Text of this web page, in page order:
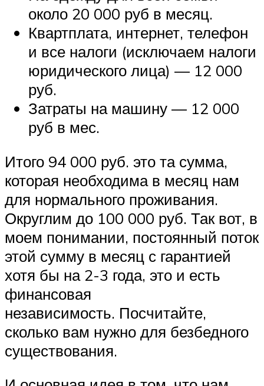
около 20 000 руб в месяц.
Квартплата, интернет, телефон
и все налоги (исключаем налоги
юридического лица) — 12 000
руб.
Затраты на машину — 12 000
руб в мес.
Итого 94 000 руб. это та сумма,
которая необходима в месяц нам
для нормального проживания.
Округлим до 100 000 руб. Так вот, в
моем понимании, постоянный поток
этой сумму в месяц с гарантией
хотя бы на 2-3 года, это и есть
финансовая
независимость. Посчитайте,
сколько вам нужно для безбедного
существования.